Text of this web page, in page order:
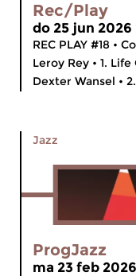
Rec/Play
do 25 jun
REC PLAY #18 •
Leroy Rey • 1.
Dexter Wansel •
Jazz
ProgJazz
ma 23 feb